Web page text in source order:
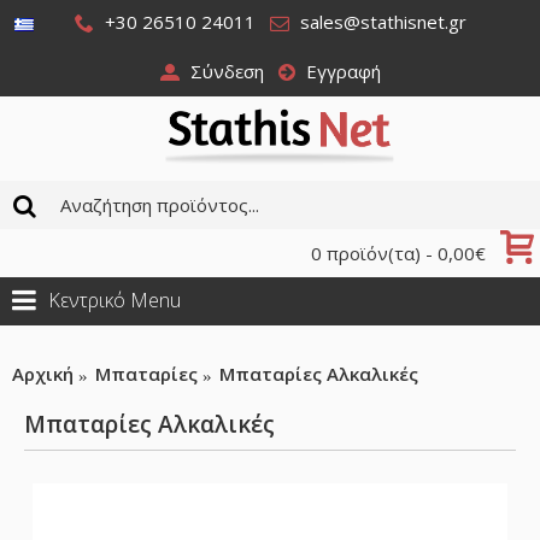
+30 26510 24011 sales@stathisnet.gr
Σύνδεση Εγγραφή
0 προϊόν(τα) - 0,00€
Κεντρικό Menu
Αρχική Μπαταρίες Μπαταρίες Αλκαλικές
Μπαταρίες Αλκαλικές